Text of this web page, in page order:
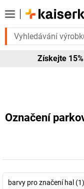
Vybrané
Získejte
Označení
barvy pro značení hal (1)